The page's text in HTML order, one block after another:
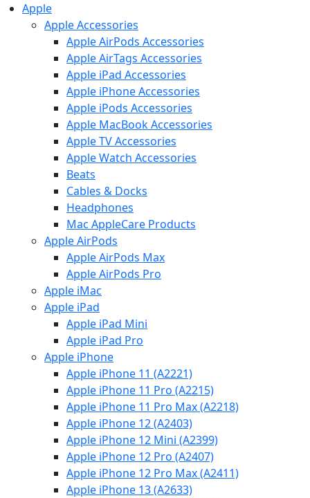
Apple
Apple Accessories
Apple AirPods Accessories
Apple AirTags Accessories
Apple iPad Accessories
Apple iPhone Accessories
Apple iPods Accessories
Apple MacBook Accessories
Apple TV Accessories
Apple Watch Accessories
Beats
Cables & Docks
Headphones
Mac AppleCare Products
Apple AirPods
Apple AirPods Max
Apple AirPods Pro
Apple iMac
Apple iPad
Apple iPad Mini
Apple iPad Pro
Apple iPhone
Apple iPhone 11 (A2221)
Apple iPhone 11 Pro (A2215)
Apple iPhone 11 Pro Max (A2218)
Apple iPhone 12 (A2403)
Apple iPhone 12 Mini (A2399)
Apple iPhone 12 Pro (A2407)
Apple iPhone 12 Pro Max (A2411)
Apple iPhone 13 (A2633)